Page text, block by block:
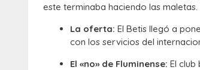
este terminaba haciendo las
La oferta: El Betis llegó a
con los servicios del
El «no» de Fluminense: El